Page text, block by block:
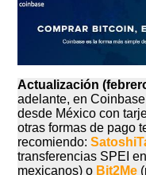
Actualización
adelante, en
desde México con
otras formas de pago
recomiendo:
transferencias SPEI
mexicanos) o Bit2Me